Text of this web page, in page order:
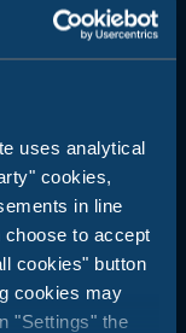
uses analytical
cookies,
in line
to accept
cookies" button
cookies may
"Settings" the